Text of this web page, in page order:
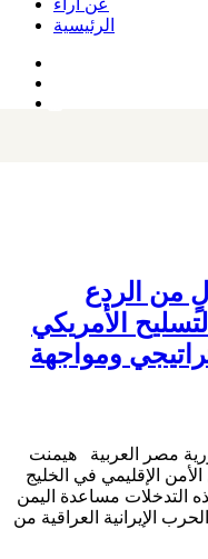
عن آراء
الرئيسية
من الردع
الأمريكي
ومواجهة
مصر العربية هيمنت
الإقليمي في الخليج
التدخلات مساعدة اليمن
الإيرانية العراقية من